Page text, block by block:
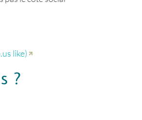
like)
?